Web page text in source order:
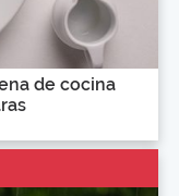
de cocina